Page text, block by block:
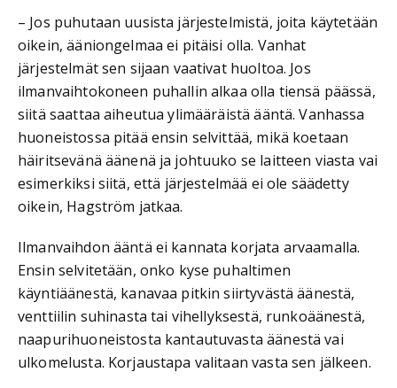
– Jos puhutaan uusista järjestelmistä, joita käytetään
oikein, ääniongelmaa ei pitäisi olla. Vanhat
järjestelmät sen sijaan vaativat huoltoa. Jos
ilmanvaihtokoneen puhallin alkaa olla tiensä päässä,
siitä saattaa aiheutua ylimääräistä ääntä. Vanhassa
huoneistossa pitää ensin selvittää, mikä koetaan
häiritsevänä äänenä ja johtuuko se laitteen viasta vai
esimerkiksi siitä, että järjestelmää ei ole säädetty
oikein, Hagström jatkaa.
Ilmanvaihdon ääntä ei kannata korjata arvaamalla.
Ensin selvitetään, onko kyse puhaltimen
käyntiäänestä, kanavaa pitkin siirtyvästä äänestä,
venttiilin suhinasta tai vihellyksestä, runkoäänestä,
naapurihuoneistosta kantautuvasta äänestä vai
ulkomelusta. Korjaustapa valitaan vasta sen jälkeen.